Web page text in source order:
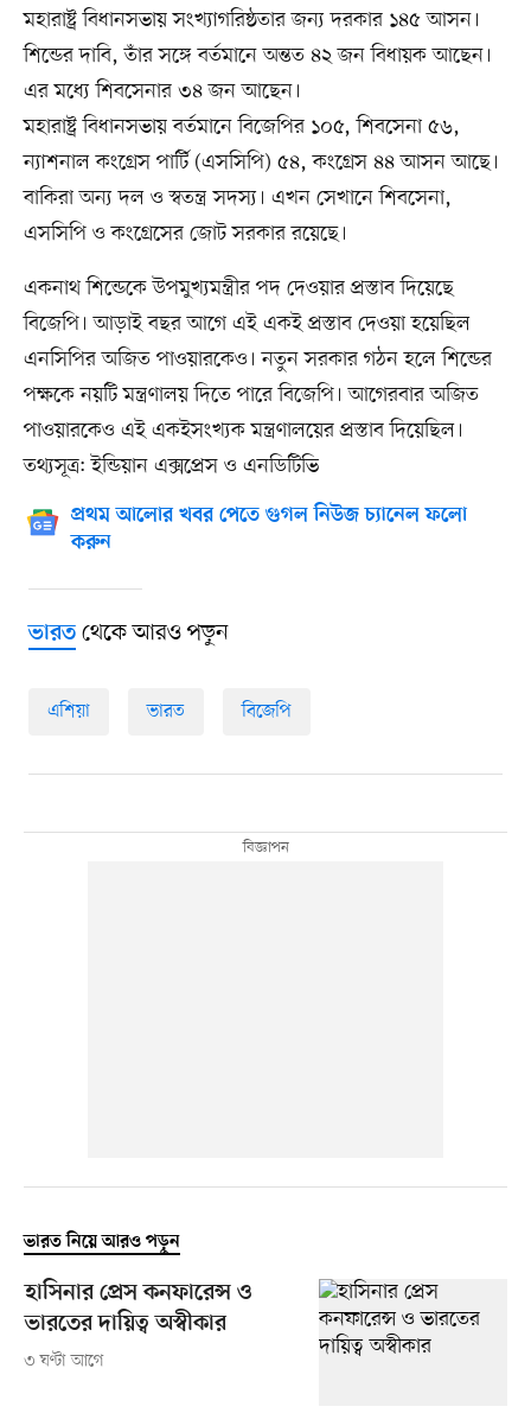
মহারাষ্ট্র বিধানসভায় সংখ্যাগরিষ্ঠতার জন্য দরকার ১৪৫ আসন।
শিন্ডের দাবি, তাঁর সঙ্গে বর্তমানে অন্তত ৪২ জন বিধায়ক আছেন।
এর মধ্যে শিবসেনার ৩৪ জন আছেন।
মহারাষ্ট্র বিধানসভায় বর্তমানে বিজেপির ১০৫, শিবসেনা ৫৬,
ন্যাশনাল কংগ্রেস পার্টি (এসসিপি) ৫৪, কংগ্রেস ৪৪ আসন আছে।
বাকিরা অন্য দল ও স্বতন্ত্র সদস্য। এখন সেখানে শিবসেনা,
এসসিপি ও কংগ্রেসের জোট সরকার রয়েছে।
একনাথ শিন্ডেকে উপমুখ্যমন্ত্রীর পদ দেওয়ার প্রস্তাব দিয়েছে
বিজেপি। আড়াই বছর আগে এই একই প্রস্তাব দেওয়া হয়েছিল
এনসিপির অজিত পাওয়ারকেও। নতুন সরকার গঠন হলে শিন্ডের
পক্ষকে নয়টি মন্ত্রণালয় দিতে পারে বিজেপি। আগেরবার অজিত
পাওয়ারকেও এই একইসংখ্যক মন্ত্রণালয়ের প্রস্তাব দিয়েছিল।
তথ্যসূত্র: ইন্ডিয়ান এক্সপ্রেস ও এনডিটিভি
প্রথম আলোর খবর পেতে গুগল নিউজ চ্যানেল ফলো
করুন
ভারতথেকে আরও পড়ুন
এশিয়া ভারত বিজেপি
ভারত নিয়ে আরও পড়ুন
হাসিনার প্রেস কনফারেন্স ও
ভারতের দায়িত্ব অস্বীকার
৩ ঘণ্টা আগে